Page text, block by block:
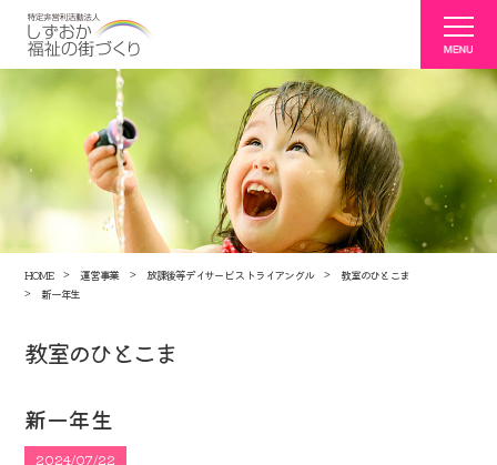
HOME 運営事業 放課後等デイサービス トライアングル
教室のひとこま
新一年生
教室のひとこま
新一年生
2024/07/22